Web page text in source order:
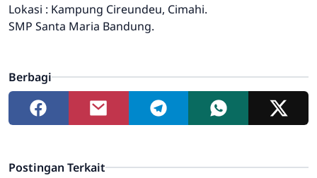
Lokasi : Kampung Cireundeu, Cimahi.
SMP Santa Maria Bandung.
Berbagi
Postingan Terkait